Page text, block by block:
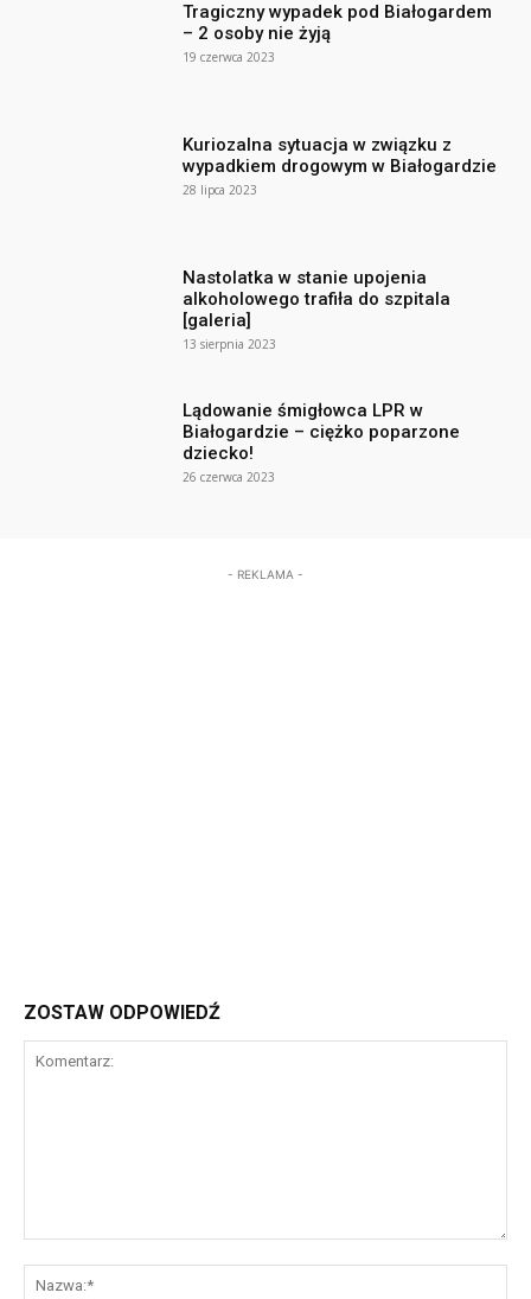
Tragiczny wypadek pod Białogardem
– 2 osoby nie żyją
19 czerwca 2023
Kuriozalna sytuacja w związku z
wypadkiem drogowym w Białogardzie
28 lipca 2023
Nastolatka w stanie upojenia
alkoholowego trafiła do szpitala
[galeria]
13 sierpnia 2023
Lądowanie śmigłowca LPR w
Białogardzie – ciężko poparzone
dziecko!
26 czerwca 2023
- REKLAMA -
ZOSTAW ODPOWIEDŹ